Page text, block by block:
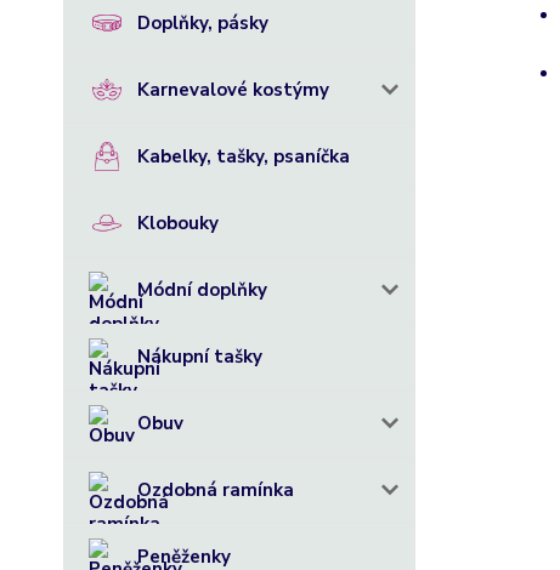
Doplňky, pásky
Karnevalové kostýmy
Kabelky, tašky, psaníčka
Klobouky
Módní doplňky
Nákupní tašky
Obuv
Ozdobná ramínka
Peněženky